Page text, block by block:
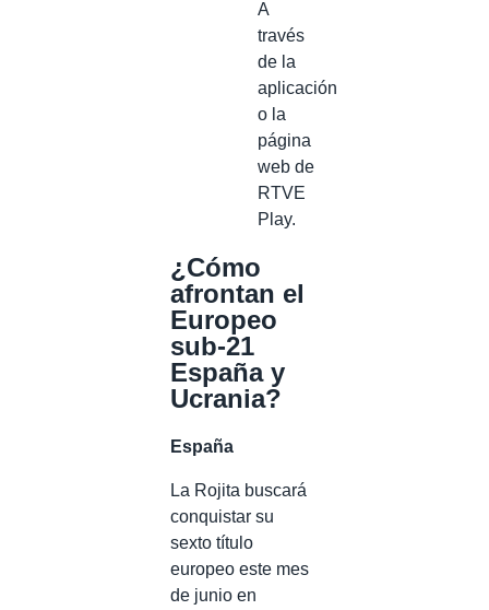
A
través
de la
aplicación
o la
página
web de
RTVE
Play.
¿Cómo
afrontan el
Europeo
sub-21
España y
Ucrania?
España
La Rojita buscará
conquistar su
sexto título
europeo este mes
de junio en